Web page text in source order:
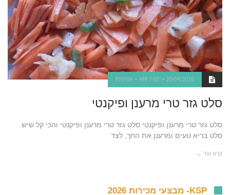
25/04/2016
7:02 AM
PNINA
סלט גזר טרי מרענן ופיקנטי
סלט גזר טרי מרענן ופיקנטי סלט גזר טרי מרענן ופיקנטי והכי קל שיש.
סלט בריא טעים ומרענן את החך, לצד
קרא עוד ←
KSP- מבצעי מכירות 2026